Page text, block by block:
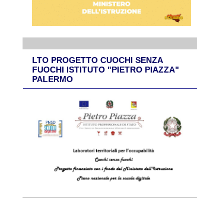
LTO PROGETTO CUOCHI SENZA
FUOCHI ISTITUTO "PIETRO PIAZZA"
PALERMO